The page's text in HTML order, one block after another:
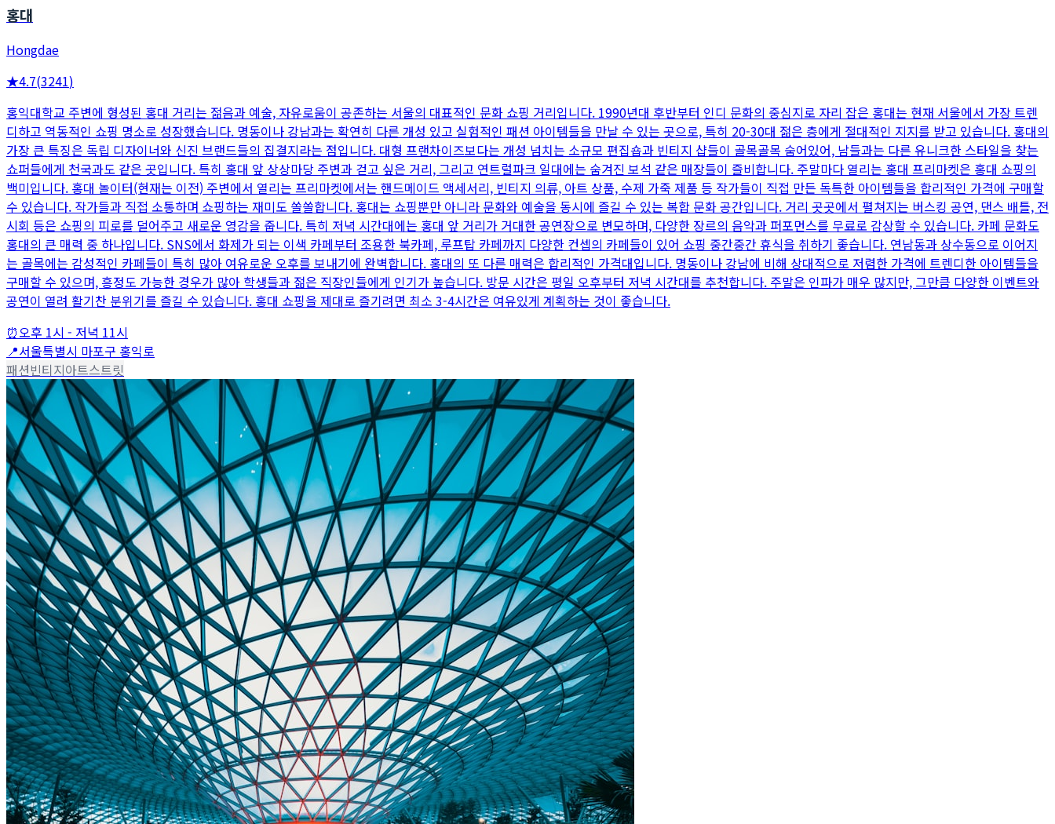
홍대
Hongdae
★4.7(3241)
홍익대학교 주변에 형성된 홍대 거리는 젊음과 예술, 자유로움이 공존하는 서울의 대표적인 문화 쇼핑 거리입니다. 1990년대 후반부터 인디 문화의 중심지로 자리 잡은 홍대는 현재 서울에서 가장 트렌
디하고 역동적인 쇼핑 명소로 성장했습니다. 명동이나 강남과는 확연히 다른 개성 있고 실험적인 패션 아이템들을 만날 수 있는 곳으로, 특히 20-30대 젊은 층에게 절대적인 지지를 받고 있습니다. 홍대의
가장 큰 특징은 독립 디자이너와 신진 브랜드들의 집결지라는 점입니다. 대형 프랜차이즈보다는 개성 넘치는 소규모 편집숍과 빈티지 샵들이 골목골목 숨어있어, 남들과는 다른 유니크한 스타일을 찾는
쇼퍼들에게 천국과도 같은 곳입니다. 특히 홍대 앞 상상마당 주변과 걷고 싶은 거리, 그리고 연트럴파크 일대에는 숨겨진 보석 같은 매장들이 즐비합니다. 주말마다 열리는 홍대 프리마켓은 홍대 쇼핑의
백미입니다. 홍대 놀이터(현재는 이전) 주변에서 열리는 프리마켓에서는 핸드메이드 액세서리, 빈티지 의류, 아트 상품, 수제 가죽 제품 등 작가들이 직접 만든 독특한 아이템들을 합리적인 가격에 구매할
수 있습니다. 작가들과 직접 소통하며 쇼핑하는 재미도 쏠쏠합니다. 홍대는 쇼핑뿐만 아니라 문화와 예술을 동시에 즐길 수 있는 복합 문화 공간입니다. 거리 곳곳에서 펼쳐지는 버스킹 공연, 댄스 배틀, 전
시회 등은 쇼핑의 피로를 덜어주고 새로운 영감을 줍니다. 특히 저녁 시간대에는 홍대 앞 거리가 거대한 공연장으로 변모하며, 다양한 장르의 음악과 퍼포먼스를 무료로 감상할 수 있습니다. 카페 문화도
홍대의 큰 매력 중 하나입니다. SNS에서 화제가 되는 이색 카페부터 조용한 북카페, 루프탑 카페까지 다양한 컨셉의 카페들이 있어 쇼핑 중간중간 휴식을 취하기 좋습니다. 연남동과 상수동으로 이어지
는 골목에는 감성적인 카페들이 특히 많아 여유로운 오후를 보내기에 완벽합니다. 홍대의 또 다른 매력은 합리적인 가격대입니다. 명동이나 강남에 비해 상대적으로 저렴한 가격에 트렌디한 아이템들을
구매할 수 있으며, 흥정도 가능한 경우가 많아 학생들과 젊은 직장인들에게 인기가 높습니다. 방문 시간은 평일 오후부터 저녁 시간대를 추천합니다. 주말은 인파가 매우 많지만, 그만큼 다양한 이벤트와
공연이 열려 활기찬 분위기를 즐길 수 있습니다. 홍대 쇼핑을 제대로 즐기려면 최소 3-4시간은 여유있게 계획하는 것이 좋습니다.
⏰오후 1시 - 저녁 11시
📍서울특별시 마포구 홍익로
패션빈티지아트스트릿